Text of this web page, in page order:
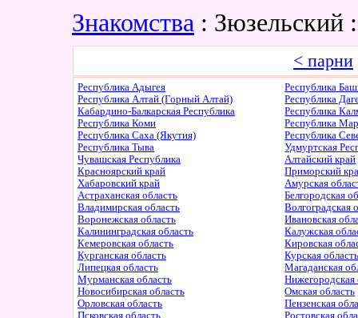
Знакомства :
< парни
Республика Адыгея
Республика
Республика Алтай (Горный Алтай)
Республика
Кабардино-Балкарская Республика
Республика
Республика Коми
Республика
Республика Саха (Якутия)
Республика
Республика Тыва
Удмуртская
Чувашская Республика
Алтайский край
Красноярский край
Приморский
Хабаровский край
Амурская
Астраханская область
Белгородская
Владимирская область
Волгоградская
Воронежская область
Ивановская
Калининградская область
Калужская
Кемеровская область
Кировская
Курганская область
Курская
Липецкая область
Магаданская
Мурманская область
Нижегородская
Новосибирская область
Омская область
Орловская область
Пензенская
Псковская область
Ростовская